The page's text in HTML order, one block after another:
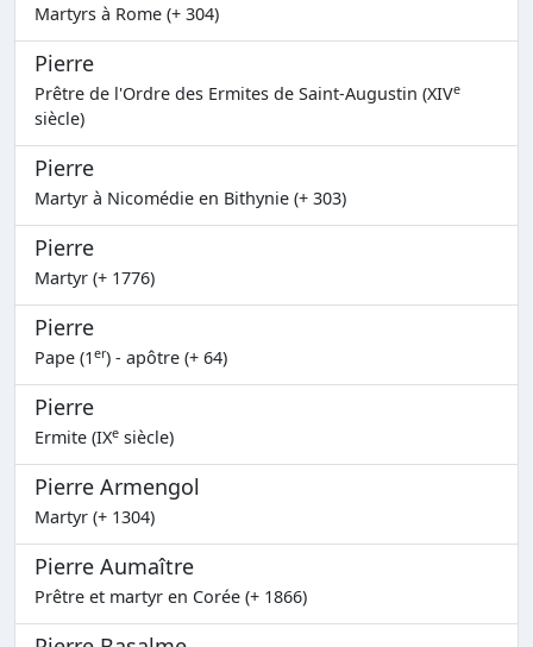
Martyrs à Rome (+ 304)
Pierre
Prêtre de l'Ordre des Ermites de Saint-Augustin (XIVe
siècle)
Pierre
Martyr à Nicomédie en Bithynie (+ 303)
Pierre
Martyr (+ 1776)
Pierre
Pape (1er) - apôtre (+ 64)
Pierre
Ermite (IXe siècle)
Pierre Armengol
Martyr (+ 1304)
Pierre Aumaître
Prêtre et martyr en Corée (+ 1866)